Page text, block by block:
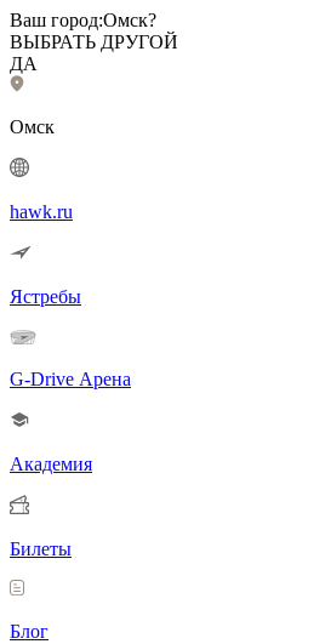
Ваш город:Омск?
ВЫБРАТЬ ДРУГОЙ
ДА
Омск
hawk.ru
Ястребы
G-Drive Арена
Академия
Билеты
Блог